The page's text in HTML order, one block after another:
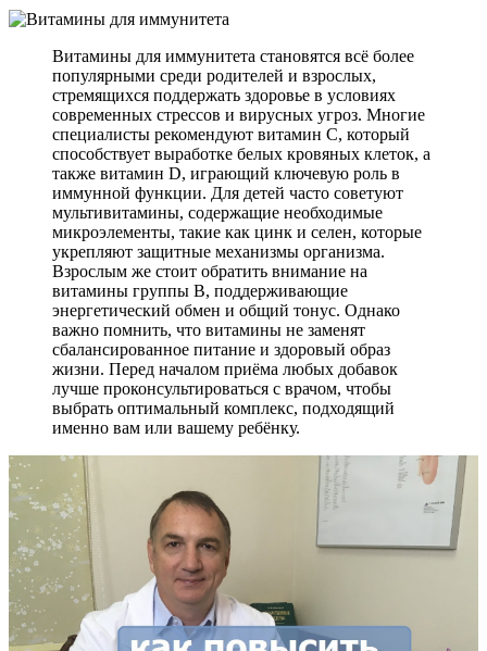
Витамины для иммунитета становятся всё более
популярными среди родителей и взрослых,
стремящихся поддержать здоровье в условиях
современных стрессов и вирусных угроз. Многие
специалисты рекомендуют витамин C, который
способствует выработке белых кровяных клеток, а
также витамин D, играющий ключевую роль в
иммунной функции. Для детей часто советуют
мультивитамины, содержащие необходимые
микроэлементы, такие как цинк и селен, которые
укрепляют защитные механизмы организма.
Взрослым же стоит обратить внимание на
витамины группы B, поддерживающие
энергетический обмен и общий тонус. Однако
важно помнить, что витамины не заменят
сбалансированное питание и здоровый образ
жизни. Перед началом приёма любых добавок
лучше проконсультироваться с врачом, чтобы
выбрать оптимальный комплекс, подходящий
именно вам или вашему ребёнку.